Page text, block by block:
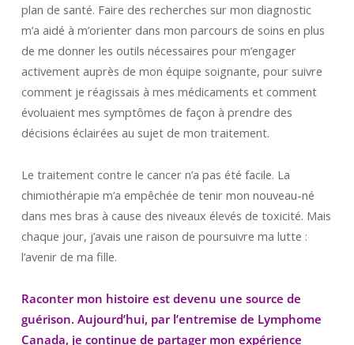
plan de santé. Faire des recherches sur mon diagnostic
m’a aidé à m’orienter dans mon parcours de soins en plus
de me donner les outils nécessaires pour m’engager
activement auprès de mon équipe soignante, pour suivre
comment je réagissais à mes médicaments et comment
évoluaient mes symptômes de façon à prendre des
décisions éclairées au sujet de mon traitement.
Le traitement contre le cancer n’a pas été facile. La
chimiothérapie m’a empêchée de tenir mon nouveau-né
dans mes bras à cause des niveaux élevés de toxicité. Mais
chaque jour, j’avais une raison de poursuivre ma lutte :
l’avenir de ma fille.
Raconter mon histoire est devenu une source de
guérison. Aujourd’hui, par l’entremise de Lymphome
Canada, je continue de partager mon expérience